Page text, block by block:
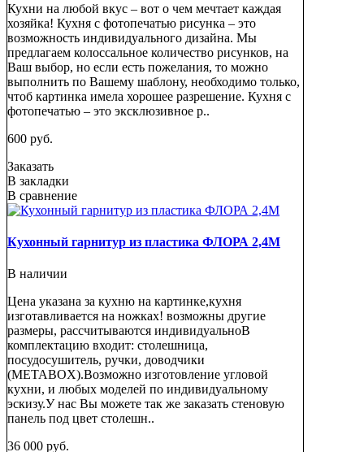
Кухни на любой вкус – вот о чем мечтает каждая
хозяйка! Кухня с фотопечатью рисунка – это
возможность индивидуального дизайна. Мы
предлагаем колоссальное количество рисунков, на
Ваш выбор, но если есть пожелания, то можно
выполнить по Вашему шаблону, необходимо только,
чтоб картинка имела хорошее разрешение. Кухня с
фотопечатью – это эксклюзивное р..
600 руб.
Заказать
В закладки
В сравнение
Кухонный гарнитур из пластика ФЛОРА 2,4М
В наличии
Цена указана за кухню на картинке,кухня
изготавливается на ножках! возможны другие
размеры, рассчитываются индивидуальноВ
комплектацию входит: столешница,
посудосушитель, ручки, доводчики
(METABOX).Возможно изготовление угловой
кухни, и любых моделей по индивидуальному
эскизу.У нас Вы можете так же заказать стеновую
панель под цвет столешн..
36 000 руб.